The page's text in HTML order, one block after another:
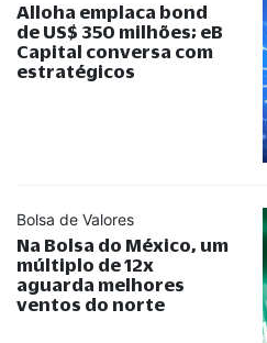
Alloha emplaca bond
de US$ 350 milhões; eB
Capital conversa com
estratégicos
Bolsa de Valores
Na Bolsa do México, um
múltiplo de 12x
aguarda melhores
ventos do norte